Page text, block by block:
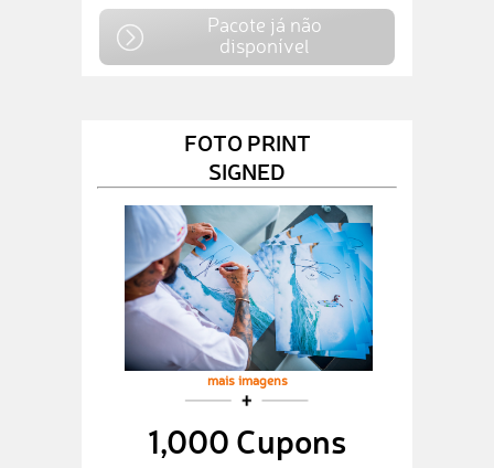
Pacote já não
disponível
FOTO PRINT
SIGNED
mais imagens
1,000 Cupons